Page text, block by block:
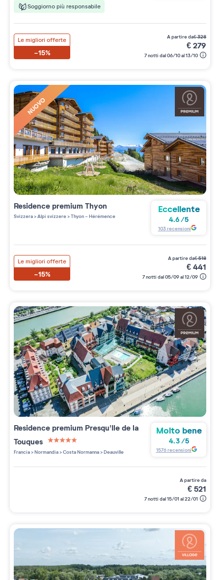
Soggiorno più responsabile
Le migliori offerte
-15%
a partire da€328
€279
7 notti dal 06/10 al 13/10
NUOVO
Residence premium Thyon
Svizzera>Alpi svizzere>Thyon - Hérémence
Eccellente
4.6/5
103recensioni
Le migliori offerte
-15%
a partire da€518
€441
7 notti dal 05/09 al 12/09
Residence premium Presqu'Ile de la
Touques
5 étoiles sur 5
Francia>Normandia>Costa Normanna>Deauville
Molto bene
4.3/5
1576recensioni
a partire da
€521
7 notti dal 15/01 al 22/01